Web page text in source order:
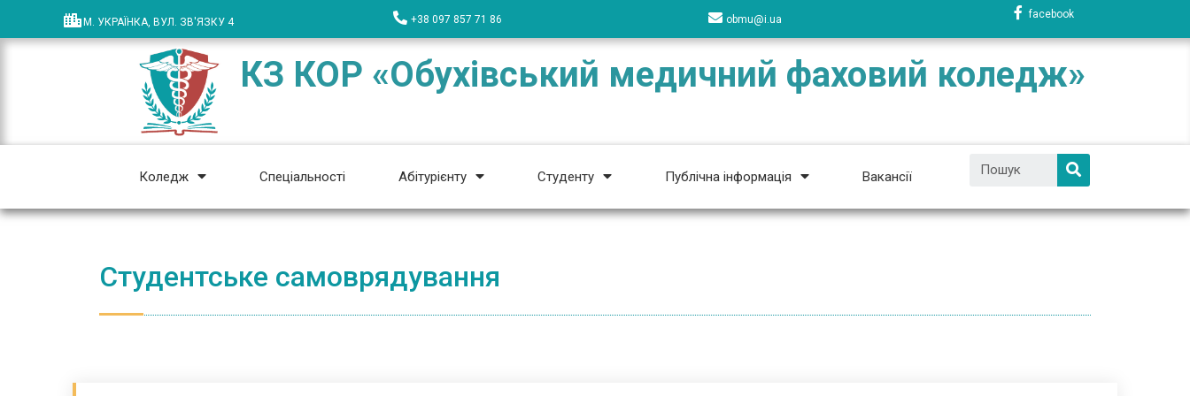
М. УКРАЇНКА, ВУЛ. ЗВ'ЯЗКУ 4 +38 097 857 71 86 obmu@i.ua facebook
КЗ КОР «Обухівський медичний фаховий коледж»
Коледж Спеціальності Абітурієнту Студенту Публічна інформація Вакансії
Студентське самоврядування